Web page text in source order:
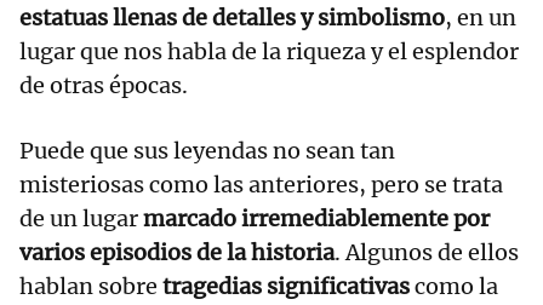
estatuas llenas de detalles y simbolismo, en un
lugar que nos habla de la riqueza y el esplendor
de otras épocas.
Puede que sus leyendas no sean tan
misteriosas como las anteriores, pero se trata
de un lugarmarcado irremediablemente por
varios episodios de la historia. Algunos de ellos
hablan sobre tragedias significativascomo la